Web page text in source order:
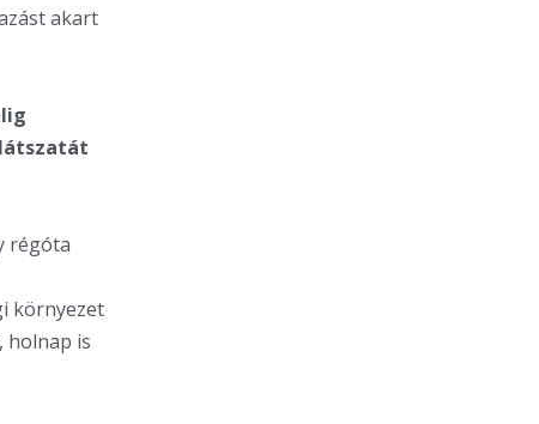
akart
régóta
környezet
holnap is